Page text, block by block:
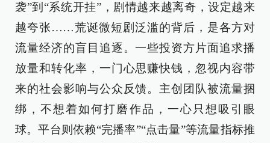
袭”到“系统开挂”，剧情越来越离奇，设定越来
越夸张……荒诞微短剧泛滥的背后，是各方对
流量经济的盲目追逐。一些投资方片面追求播
放量和转化率，一门心思赚快钱，忽视内容带
来的社会影响与公众反馈。主创团队被流量捆
绑，不想着如何打磨作品，一心只想吸引眼
球。平台则依赖“完播率”“点击量”等流量指标推